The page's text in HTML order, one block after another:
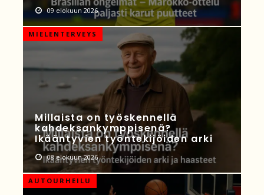
09 elokuun 2026
MIELENTERVEYS
Millaista on työskennellä
kahdeksankymppisenä?
Ikääntyvien työntekijöiden arki
08 elokuun 2026
AUTOURHEILU